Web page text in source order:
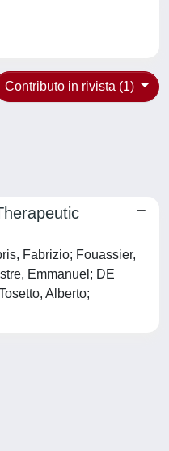
Contributo in rivista (1)
Fabrizio; Fouassier,
Emmanuel; DE
Alberto;